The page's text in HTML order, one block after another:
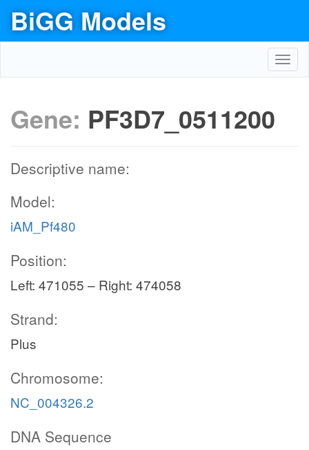
BiGG Models
Gene: PF3D7_0511200
Descriptive name:
Model:
iAM_Pf480
Position:
Left: 471055 – Right: 474058
Strand:
Plus
Chromosome:
NC_004326.2
DNA Sequence